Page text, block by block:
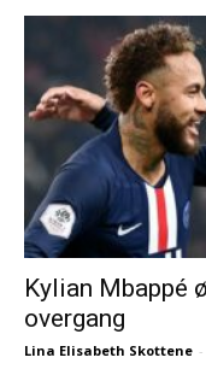
Kylian Mbappé
overgang
Lina Elisabeth Skottene -